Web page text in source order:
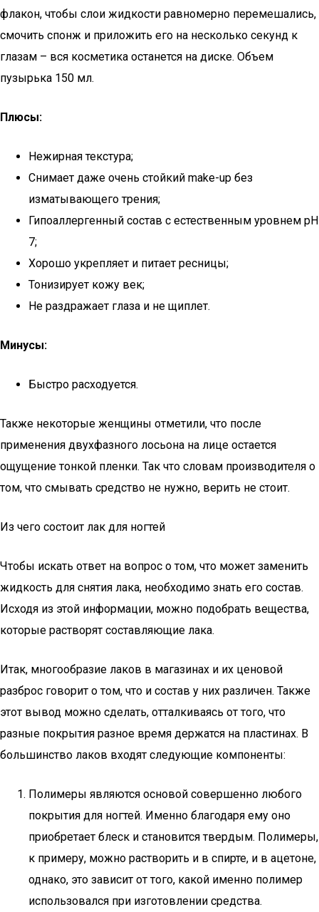
флакон, чтобы слои жидкости равномерно перемешались,
смочить спонж и приложить его на несколько секунд к
глазам – вся косметика останется на диске. Объем
пузырька 150 мл.
Плюсы:
Нежирная текстура;
Снимает даже очень стойкий make-up без
изматывающего трения;
Гипоаллергенный состав с естественным уровнем pH
7;
Хорошо укрепляет и питает ресницы;
Тонизирует кожу век;
Не раздражает глаза и не щиплет.
Минусы:
Быстро расходуется.
Также некоторые женщины отметили, что после
применения двухфазного лосьона на лице остается
ощущение тонкой пленки. Так что словам производителя о
том, что смывать средство не нужно, верить не стоит.
Из чего состоит лак для ногтей
Чтобы искать ответ на вопрос о том, что может заменить
жидкость для снятия лака, необходимо знать его состав.
Исходя из этой информации, можно подобрать вещества,
которые растворят составляющие лака.
Итак, многообразие лаков в магазинах и их ценовой
разброс говорит о том, что и состав у них различен. Также
этот вывод можно сделать, отталкиваясь от того, что
разные покрытия разное время держатся на пластинах. В
большинство лаков входят следующие компоненты:
Полимеры являются основой совершенно любого
покрытия для ногтей. Именно благодаря ему оно
приобретает блеск и становится твердым. Полимеры,
к примеру, можно растворить и в спирте, и в ацетоне,
однако, это зависит от того, какой именно полимер
использовался при изготовлении средства.